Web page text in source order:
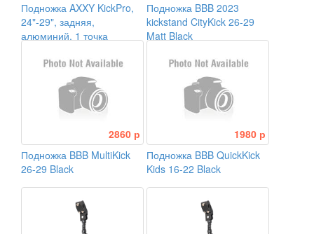
Подножка AXXY KickPro,
24"-29", задняя,
алюминий, 1 точка
Подножка BBB 2023
kickstand CityKick 26-29
Matt Black
2860 р
Подножка BBB MultiKick
26-29 Black
1980 р
Подножка BBB QuickKick
Kids 16-22 Black